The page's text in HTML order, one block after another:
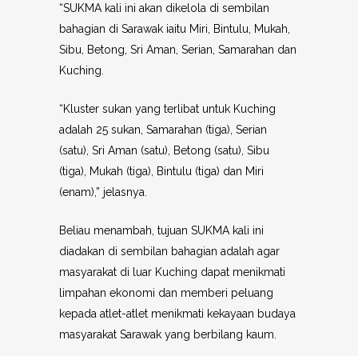
“SUKMA kali ini akan dikelola di sembilan
bahagian di Sarawak iaitu Miri, Bintulu, Mukah,
Sibu, Betong, Sri Aman, Serian, Samarahan dan
Kuching.
“Kluster sukan yang terlibat untuk Kuching
adalah 25 sukan, Samarahan (tiga), Serian
(satu), Sri Aman (satu), Betong (satu), Sibu
(tiga), Mukah (tiga), Bintulu (tiga) dan Miri
(enam),” jelasnya.
Beliau menambah, tujuan SUKMA kali ini
diadakan di sembilan bahagian adalah agar
masyarakat di luar Kuching dapat menikmati
limpahan ekonomi dan memberi peluang
kepada atlet-atlet menikmati kekayaan budaya
masyarakat Sarawak yang berbilang kaum.